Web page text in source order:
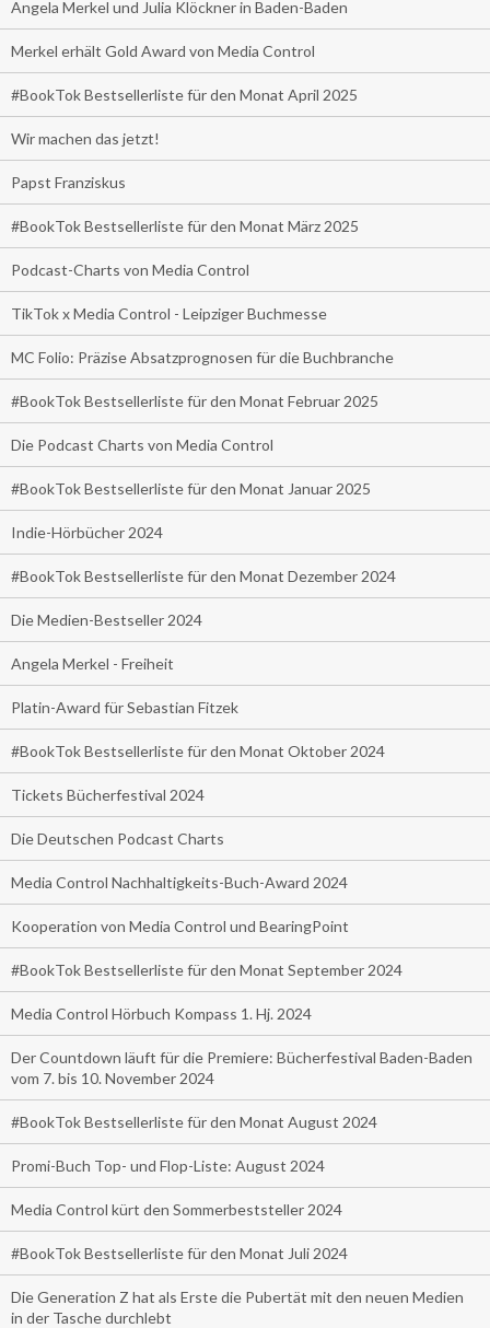
Angela Merkel und Julia Klöckner in Baden-Baden
Merkel erhält Gold Award von Media Control
#BookTok Bestsellerliste für den Monat April 2025
Wir machen das jetzt!
Papst Franziskus
#BookTok Bestsellerliste für den Monat März 2025
Podcast-Charts von Media Control
TikTok x Media Control - Leipziger Buchmesse
MC Folio: Präzise Absatzprognosen für die Buchbranche
#BookTok Bestsellerliste für den Monat Februar 2025
Die Podcast Charts von Media Control
#BookTok Bestsellerliste für den Monat Januar 2025
Indie-Hörbücher 2024
#BookTok Bestsellerliste für den Monat Dezember 2024
Die Medien-Bestseller 2024
Angela Merkel - Freiheit
Platin-Award für Sebastian Fitzek
#BookTok Bestsellerliste für den Monat Oktober 2024
Tickets Bücherfestival 2024
Die Deutschen Podcast Charts
Media Control Nachhaltigkeits-Buch-Award 2024
Kooperation von Media Control und BearingPoint
#BookTok Bestsellerliste für den Monat September 2024
Media Control Hörbuch Kompass 1. Hj. 2024
Der Countdown läuft für die Premiere: Bücherfestival Baden-Baden
vom 7. bis 10. November 2024
#BookTok Bestsellerliste für den Monat August 2024
Promi-Buch Top- und Flop-Liste: August 2024
Media Control kürt den Sommerbeststeller 2024
#BookTok Bestsellerliste für den Monat Juli 2024
Die Generation Z hat als Erste die Pubertät mit den neuen Medien
in der Tasche durchlebt